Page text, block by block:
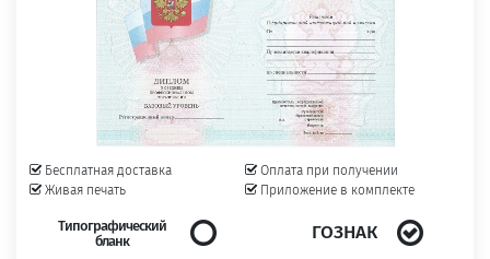
Бесплатная доставка
Живая печать
Оплата при получении
Приложение в комплекте
Типографический
бланк
ГОЗНАК